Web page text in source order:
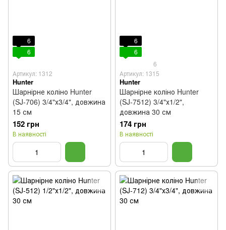
6
6
Артикул: 1312
Hunter
Шарнірне коліно Hunter
(SJ-706) 3/4"х3/4", довжина
15 см
152 грн
В наявності
6
6
6
Артикул: 1315
Hunter
Шарнірне коліно Hunter
(SJ-7512) 3/4"х1/2",
довжина 30 см
174 грн
В наявності